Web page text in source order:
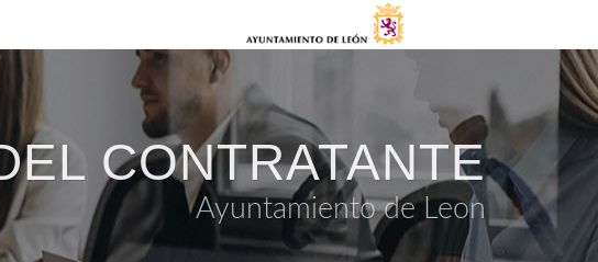
CONTRATANTE
Ayuntamiento de Leon